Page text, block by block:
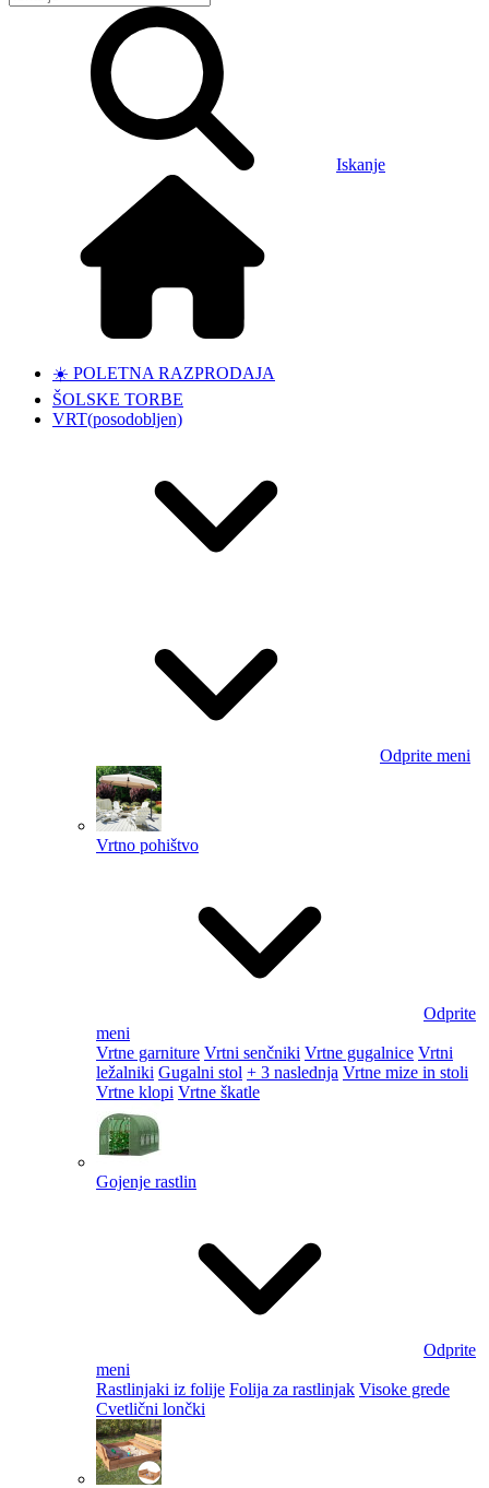
Iskanje
☀️ POLETNA RAZPRODAJA
ŠOLSKE TORBE
VRT(posodobljen)
Odprite meni
Vrtno pohištvo
Odprite
meni
Vrtne garniture Vrtni senčniki Vrtne gugalnice Vrtni
ležalniki Gugalni stol + 3 naslednja Vrtne mize in stoli
Vrtne klopi Vrtne škatle
Gojenje rastlin
Odprite
meni
Rastlinjaki iz folije Folija za rastlinjak Visoke grede
Cvetlični lončki